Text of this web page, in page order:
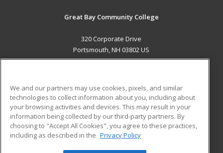
Great Bay Community College
320 Corporate Drive
Portsmouth, NH 03802 US
ADDITIONAL RESOURCES
Military
Financial Assistance
Help
Student Blog
We and our partners may use cookies, pixels, and similar
technologies to collect information about you, including about
your browsing activities and devices. This may result in your
information being collected by our third-party partners. By
choosing to "Accept All Cookies", you agree to these practices,
including as described in the Privacy Policy